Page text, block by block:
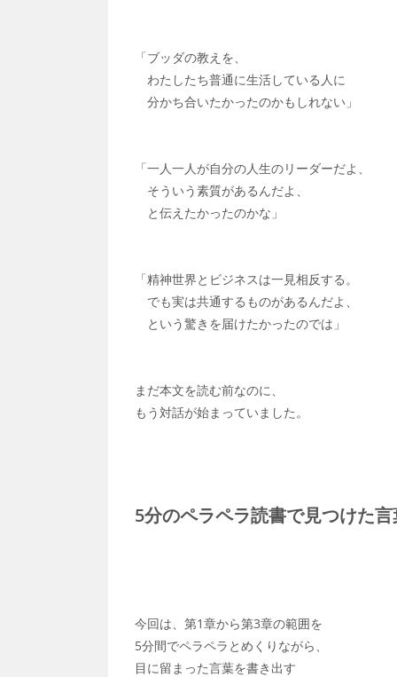
「ブッダの教えを、
わたしたち普通に生活している人に
分かち合いたかったのかもしれない」
「一人一人が自分の人生のリーダーだよ、
そういう素質があるんだよ、
と伝えたかったのかな」
「精神世界とビジネスは一見相反する。
でも実は共通するものがあるんだよ、
という驚きを届けたかったのでは」
まだ本文を読む前なのに、
もう対話が始まっていました。
5分のペラペラ読書で見つけた
今回は、第1章から第3章の範囲を
5分間でペラペラとめくりながら、
目に留まった言葉を書き出す